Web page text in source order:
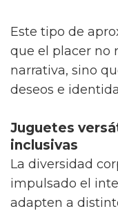
Este tipo de
que el placer no
narrativa, sino
deseos e
Juguetes
inclusivas
La diversidad
impulsado el
adapten a